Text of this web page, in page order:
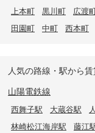
上本町
黒川町 広渡
田園町
中町 西本町
人気の路線・駅から
山陽電鉄線
西舞子駅 大蔵谷駅
林崎松江海岸駅
藤江